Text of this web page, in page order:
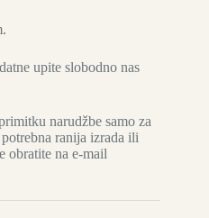
upite slobodno nas
narudžbe samo za
ranija izrada ili
obratite na e-mail